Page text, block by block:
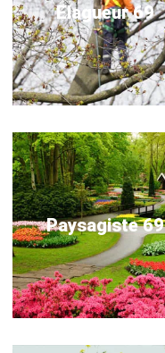
Elagueur 69
Paysagiste 69